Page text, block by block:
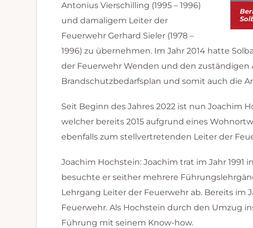
Antonius Vierschilling (1995 – 1996)
und damaligem Leiter der
Feuerwehr Gerhard Sieler (1978 –
1996) zu übernehmen. Im Jahr 2014 hatte
der Feuerwehr Wenden und den
Brandschutzbedarfsplan und somit auch die
Seit Beginn des Jahres 2022 ist nun Joachim
welcher bereits 2015 aufgrund eines
ebenfalls zum stellvertretenden Leiter der
Joachim Hochstein: Joachim trat im Jahr
besuchte er seither mehrere
Lehrgang Leiter der Feuerwehr ab. Bereits im
Feuerwehr. Als Hochstein durch den Umzug
Führung mit seinem Know-how.